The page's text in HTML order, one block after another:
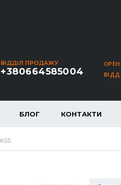
ВІДДІЛ ПРОДАЖУ
+380664585004
БЛОГ КОНТАКТИ